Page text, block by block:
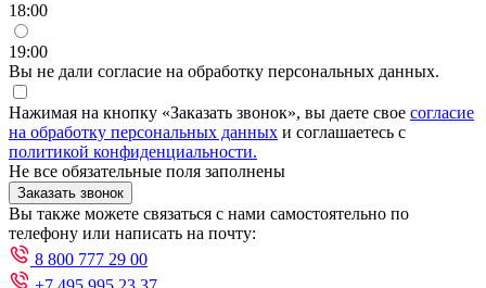
18:00
19:00
Вы не дали согласие на обработку персональных данных.
Нажимая на кнопку «Заказать звонок», вы даете свое согласие
на обработку персональных данных и соглашаетесь с
политикой конфиденциальности.
Не все обязательные поля заполнены
Заказать звонок
Вы также можете связаться с нами самостоятельно по
телефону или написать на почту:
8 800 777 29 00